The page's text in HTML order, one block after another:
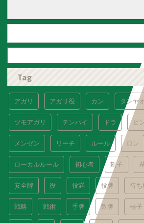
Tag
アガリ アガリ役 カン タンヤオ
ツモアガリ テンパイ ドラ ピ
メンゼン リーチ ルール ロン
ローカルルール 初心者 刻子
安全牌 役 役満 役牌 待ち
戦略 戦術 手牌 数牌 槓子